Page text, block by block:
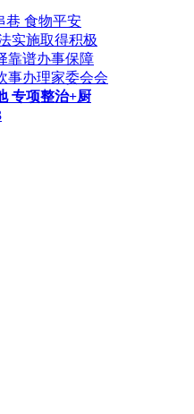
巷 食物平安
实施取得积极
靠谱办事保障
事办理家委会会
专项整治+厨